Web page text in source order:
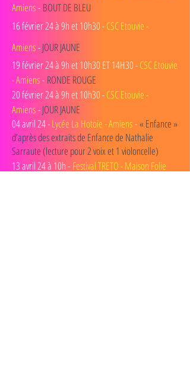
Amiens- BOUT DE BLEU
16 février 24 à 9h et 10h30 -CSC Etouvie -
Amiens-JOUR JAUNE
19 février 24 à 9h et 10h30 ET 14H30 -CSC Etouvie
- Amiens- RONDE ROUGE
20 février 24 à 9h et 10h30 -CSC Etouvie -
Amiens-JOUR JAUNE
04 avril 24 -Lycée La Hotoie - Amiens-« Enfance »
d’après des extraits de Enfance de Nathalie
Sarraute (lecture pour 2 voix et 1 violoncelle)
13 avril 24 à 10h - Festival TRETO - Maison Folie